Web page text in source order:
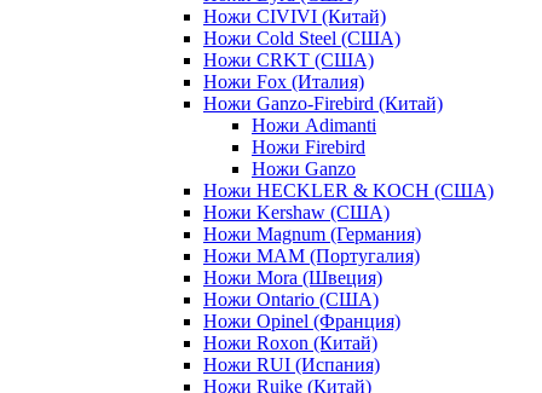
Ножи CIVIVI (Китай)
Ножи Cold Steel (США)
Ножи CRKT (США)
Ножи Fox (Италия)
Ножи Ganzo-Firebird (Китай)
Ножи Adimanti
Ножи Firebird
Ножи Ganzo
Ножи HECKLER & KOCH (США)
Ножи Kershaw (США)
Ножи Magnum (Германия)
Ножи MAM (Португалия)
Ножи Mora (Швеция)
Ножи Ontario (США)
Ножи Opinel (Франция)
Ножи Roxon (Китай)
Ножи RUI (Испания)
Ножи Ruike (Китай)